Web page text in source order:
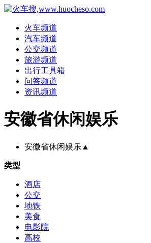
火车频道
汽车频道
公交频道
旅游频道
出行工具箱
问答频道
资讯频道
安徽省休闲娱乐
安徽省休闲娱乐 ▲
类型
酒店
公交
地铁
美食
电影院
高校